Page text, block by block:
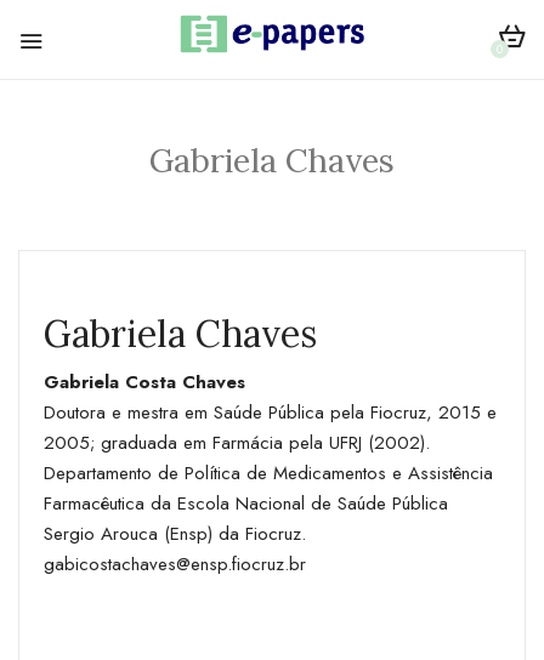
0
Gabriela Chaves
Gabriela Chaves
Gabriela Costa Chaves
Doutora e mestra em Saúde Pública pela Fiocruz, 2015 e
2005; graduada em Farmácia pela UFRJ (2002).
Departamento de Política de Medicamentos e Assistência
Farmacêutica da Escola Nacional de Saúde Pública
Sergio Arouca (Ensp) da Fiocruz.
gabicostachaves@ensp.fiocruz.br